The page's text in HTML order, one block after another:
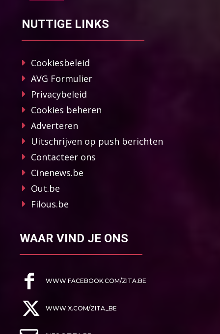
NUTTIGE LINKS
Cookiesbeleid
AVG Formulier
Privacybeleid
Cookies beheren
Adverteren
Uitschrijven op push berichten
Contacteer ons
Cinenews.be
Out.be
Filous.be
WAAR VIND JE ONS
WWW.FACEBOOK.COM/ZITA.BE
WWW.X.COM/ZITA_BE